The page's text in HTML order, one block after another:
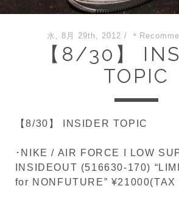
水, 8月 29th, 2012 / ＊
【8/30】
TOPIC
【8/30】 INSIDER TOPIC
･NIKE / AIR FORCE I LOW
INSIDEOUT (516630-170)
for NONFUTURE” ¥21000(TAX